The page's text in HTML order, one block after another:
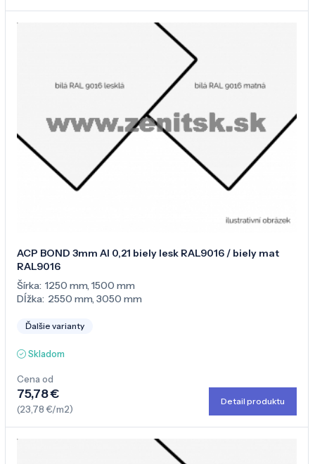
ACP BOND 3mm Al 0,21 biely lesk RAL9016 / biely mat
RAL9016
Šírka: 1250 mm,1500 mm
Dĺžka: 2550 mm,3050 mm
Ďalšie varianty
Skladom
Cena od
75,78 €
(23,78 €/m2)
Detail produktu